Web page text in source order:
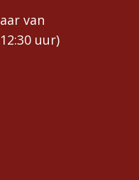
van
uur)